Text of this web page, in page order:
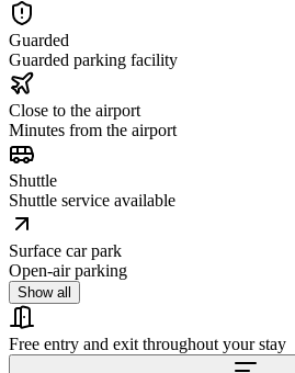
Guarded
Guarded parking facility
Close to the airport
Minutes from the airport
Shuttle
Shuttle service available
Surface car park
Open-air parking
Show all
Free entry and exit throughout your stay